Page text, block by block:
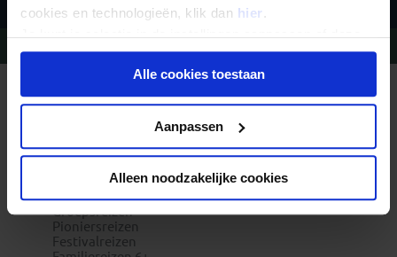
cookies en technologieën, klik dan hier .
Je kunt je selectie in de instellingen aanpassen of deze
onder aan de pagina op elk gewenst moment voor de
toekomst wijzigen.Alle cookies toestaan
Aanpassen
Alleen noodzakelijke cookies
REIZEN MET KONING AAP
Waarom Koning Aap?
Vacatures
Veelgestelde vragen
Reisverzekeringen
REISTYPES
Groepsreizen
Pioniersreizen
Festivalreizen